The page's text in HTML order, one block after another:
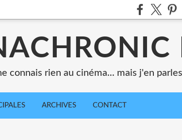
connais rien au cinéma... mais j'en
ARCHIVES CONTACT